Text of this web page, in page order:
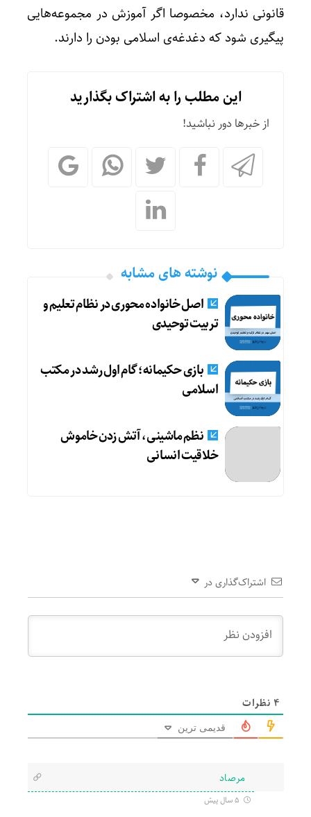
قانونی ندارد، مخصوصا اگر آموزش در مجموعه‌هایی
پیگیری شود که دغدغه‌ی اسلامی بودن را دارند.
این مطلب را به اشتراک بگذارید
از خبرها دور نباشید!
نوشته های مشابه
اصل خانواده محوری در نظام تعلیم و
تربیت توحیدی
بازی حکیمانه؛ گام اول رشد در مکتب
اسلامی
نظم ماشینی، آتش زدن خاموش
خلاقیت انسانی
اشتراک‌گذاری در
4 نظرات
قدیمی ترین
مرصاد